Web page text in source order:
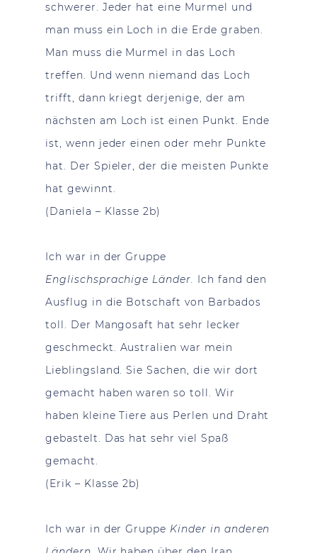
schwerer. Jeder hat eine Murmel und
man muss ein Loch in die Erde graben.
Man muss die Murmel in das Loch
treffen. Und wenn niemand das Loch
trifft, dann kriegt derjenige, der am
nächsten am Loch ist einen Punkt. Ende
ist, wenn jeder einen oder mehr Punkte
hat. Der Spieler, der die meisten Punkte
hat gewinnt.
(Daniela – Klasse 2b)
Ich war in der Gruppe
Englischsprachige Länder. Ich fand den
Ausflug in die Botschaft von Barbados
toll. Der Mangosaft hat sehr lecker
geschmeckt. Australien war mein
Lieblingsland. Sie Sachen, die wir dort
gemacht haben waren so toll. Wir
haben kleine Tiere aus Perlen und Draht
gebastelt. Das hat sehr viel Spaß
gemacht.
(Erik – Klasse 2b)
Ich war in der Gruppe Kinder in anderen